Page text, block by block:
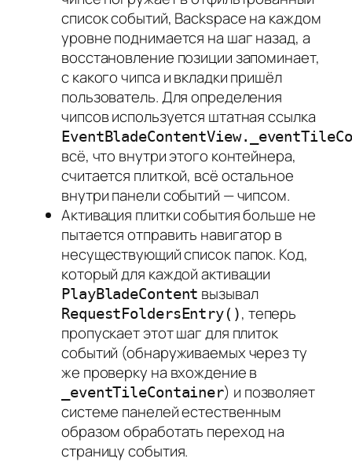
список событий, Backspace на каждом
уровне поднимается на шаг назад, а
восстановление позиции запоминает,
с какого чипса и вкладки пришёл
пользователь. Для определения
чипсов используется штатная ссылка
всё, что внутри этого контейнера,
считается плиткой, всё остальное
внутри панели событий — чипсом.
Активация плитки события больше не
пытается отправить навигатор в
несуществующий список папок. Код,
который для каждой активации
PlayBladeContent вызывал
RequestFoldersEntry(), теперь
пропускает этот шаг для плиток
событий (обнаруживаемых через ту
же проверку на вхождение в
_eventTileContainer) и позволяет
системе панелей естественным
образом обработать переход на
страницу события.